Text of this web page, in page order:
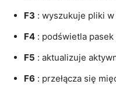
F3 : wyszukuje pliki
F4 : podświetla
F5 : aktualizuje
F6 : przełącza się